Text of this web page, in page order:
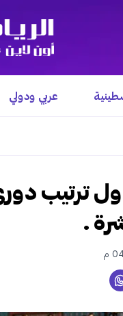
عربي ودولي
ترتيب دوري
.